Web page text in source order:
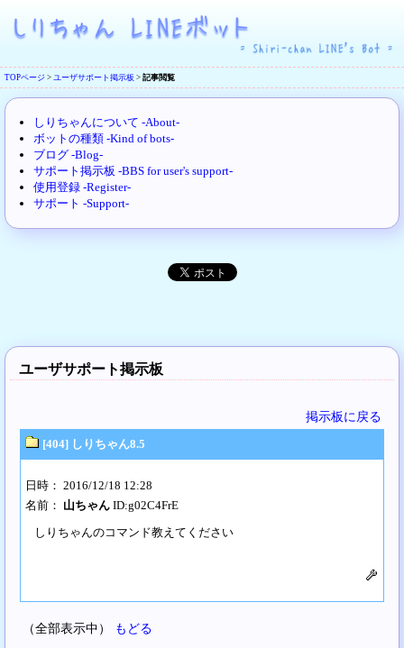
TOPページ > ユーザサポート掲示板 > 記事閲覧
しりちゃんについて -About-
ボットの種類 -Kind of bots-
ブログ -Blog-
サポート掲示板 -BBS for user's support-
使用登録 -Register-
サポート -Support-
ユーザサポート掲示板
掲示板に戻る
[404] しりちゃん8.5
日時： 2016/12/18 12:28
名前： 山ちゃん ID:g02C4FrE
しりちゃんのコマンド教えてください
（全部表示中） もどる